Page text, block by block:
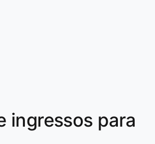
ingressos para